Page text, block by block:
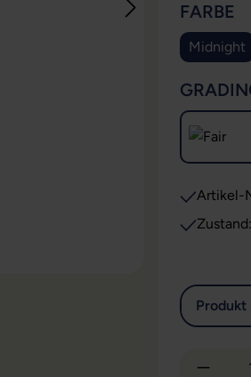
FARBE
Midnight
Artikel-